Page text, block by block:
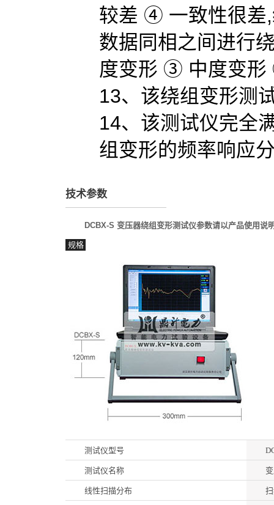
较差 ④ 一致性很差
数据同相之间进行
度变形 ③ 中度变
13、该绕组变形测
14、该测试仪完全
组变形的频率响应
技术参数
DCBX-S 变压器绕组变形测试仪参数请以产品使用说
规格
测试仪型号
测试仪名称
线性扫描分布